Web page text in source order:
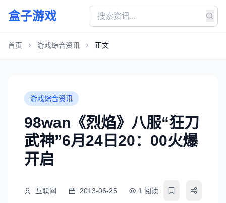
盒子游戏
首页 游戏综合资讯 正文
游戏综合资讯
98wan《烈焰》八服“狂刀
武神”6月24日20：00火爆
开启
互联网 2013-06-25 1 阅读